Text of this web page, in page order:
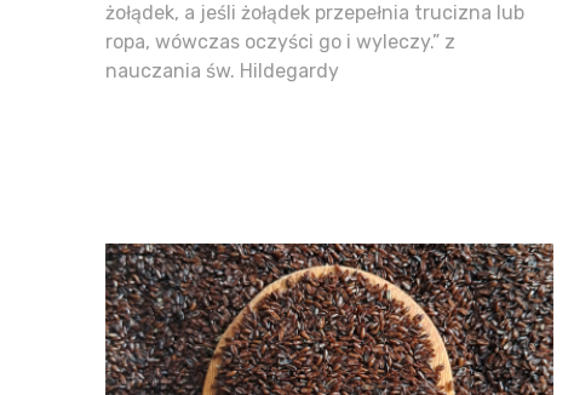
żołądek, a jeśli żołądek przepełnia trucizna lub
ropa, wówczas oczyści go i wyleczy.” z
nauczania św. Hildegardy